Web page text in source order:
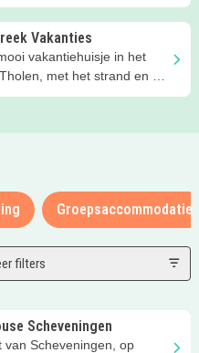
Vakanties
vakantiehuisje in het
met het strand en de
op loopafstand!
Groepsaccommodatie
filters
Scheveningen
van Scheveningen, op